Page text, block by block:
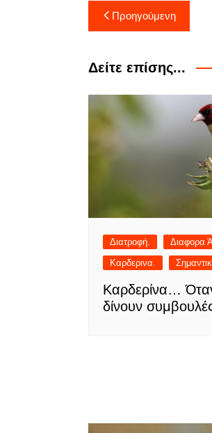
Πλοήγηση
άρθρων
Προηγούμενη
Δείτε επίσης...
Διατροφή.
Διαφορα
Καρδερινα.
Καρδερίνα…
δίνουν